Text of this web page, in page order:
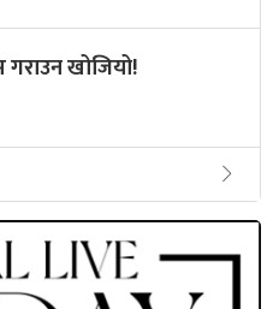
गराउन खोजियो!